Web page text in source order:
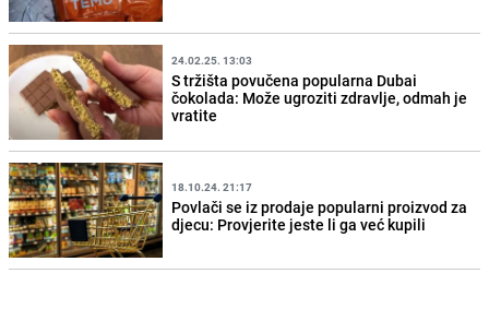
24.02.25. 13:03
S tržišta povučena popularna Dubai
čokolada: Može ugroziti zdravlje, odmah je
vratite
18.10.24. 21:17
Povlači se iz prodaje popularni proizvod za
djecu: Provjerite jeste li ga već kupili